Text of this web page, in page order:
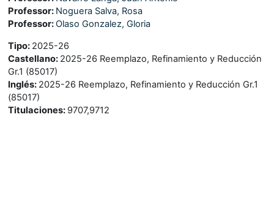
Professor: Noguera Salva, Rosa
Professor:Olaso Gonzalez, Gloria
Tipo: 2025-26
Castellano: 2025-26 Reemplazo, Refinamiento y Reducción
Gr.1 (85017)
Inglés: 2025-26 Reemplazo, Refinamiento y Reducción Gr.1
(85017)
Titulaciones: 9707,9712